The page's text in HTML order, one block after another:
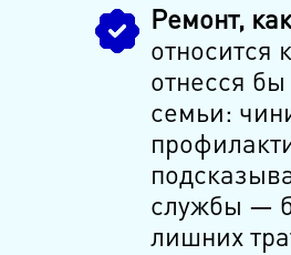
Ремонт,
относится
отнесся
семьи:
службы —
лишних